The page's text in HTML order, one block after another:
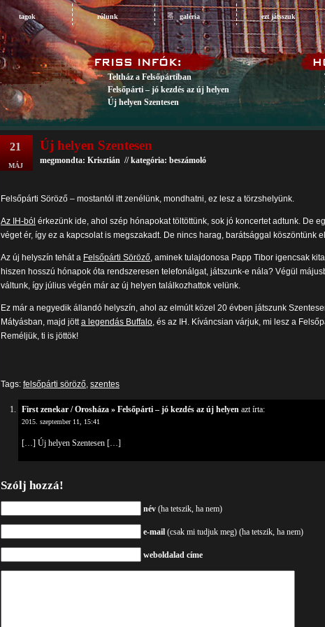
tagok rólunk galéria ezt játsszuk
Teltház a Felsőpártiban
Felsőpárti – jó kezdés az új helyen
Új helyen Szentesen
21
MÁJ
Új helyen Szentesen
megmondta: Krisztián // kategória: beszámoló
Felsőpárti Söröző – mostantól itt zenélünk, mondhatni, ez lesz a törzshelyünk.
Az IH-ból érkezünk ide, ahol szép hónapokat töltöttünk, sok jó koncertet adtunk. De
véget ér, így ez a kapcsolat is megszakadt. De nincs harag, barátsággal köszöntünk
Az új helyszín tehát a Felsőpárti Söröző, aminek tulajdonosa Papp Tibor igencsak
hiszen hosszú hónapok óta rendszeresen telefonálgat, játszunk-e nála? Végül
váltunk, így július végén már az új helyen találkozhattok velünk.
Ez már a negyedik állandó helyszín, ahol az elmúlt közel 20 évben játszunk
Mátyásban, majd jötta legendás Buffalo, és az IH. Kíváncsian várjuk, mi lesz a
Reméljük, ti is jöttök!
Tags: felsőpárti söröző, szentes
First zenekar / Orosháza » Felsőpárti – jó kezdés az új helyen azt írta:
2015. szeptember 11, 15:41
[…] Új helyen Szentesen […]
Szólj hozzá!
név (ha tetszik, ha nem)
e-mail (csak mi tudjuk meg) (ha tetszik, ha nem)
weboldalad címe